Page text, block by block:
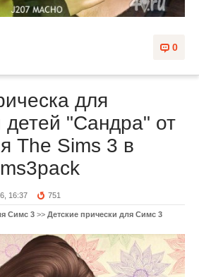
0
для
детей "Сандра" от
The Sims 3 в
16:37 751
Симс 3 >> Детские прически для Симс 3